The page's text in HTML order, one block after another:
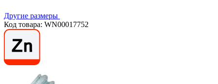
Другие размеры
Код товара: WN00017752